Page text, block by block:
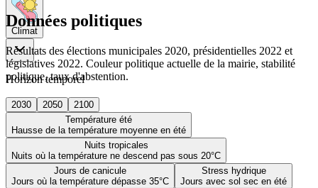
Climat
Horizon temporel
2030 2050
2100
Température été
Hausse de la température moyenne en été
Nuits tropicales
Nuits où la température ne descend pas sous 20°C
Jours de canicule
Jours où la température dépasse 35°C
Stress hydrique
Jours avec sol sec en été
Données politiques
Résultats des élections municipales 2020, présidentielles 2022 et
législatives 2022. Couleur politique actuelle de la mairie, stabilité
politique, taux d'abstention.